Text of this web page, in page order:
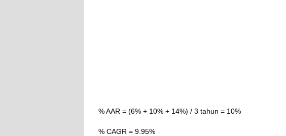
% AAR = (6% + 10% + 14%) / 3 tahun = 10%
% CAGR = 9.95%